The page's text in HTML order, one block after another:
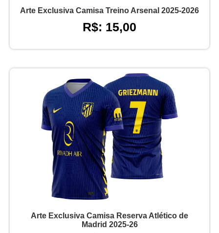
Arte Exclusiva Camisa Treino Arsenal 2025-2026
R$: 15,00
Arte Exclusiva Camisa Reserva Atlético de
Madrid 2025-26